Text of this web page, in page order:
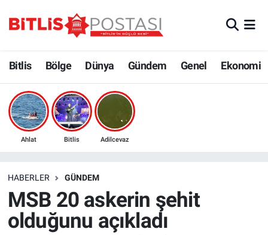
Bitlis Bölge Dünya Gündem Genel Ekonomi
Ahlat Bitlis Adilcevaz
HABERLER GÜNDEM
MSB 20 askerin şehit
olduğunu açıkladı
Bölge
Çevre
Eğitim
Ekonomi
Bitlis Trafik Yoğunluk Haritası
Süper Lig Puan Durumu ve Fikstür
Son Dakika Haberleri
Haber Arşivi